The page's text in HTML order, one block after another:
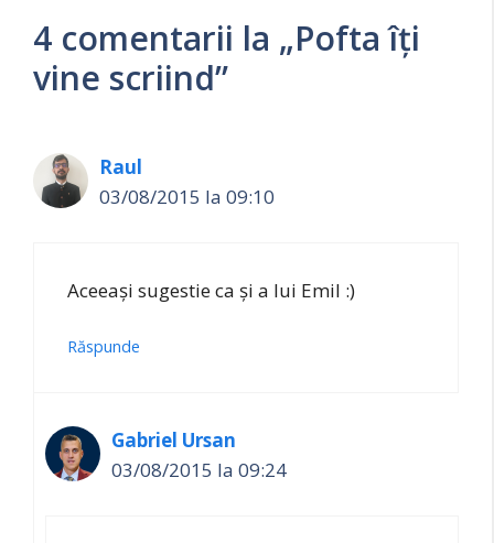
4 comentarii la „Pofta îți
vine scriind”
Raul
03/08/2015 la 09:10
Aceeași sugestie ca și a lui Emil :)
Răspunde
Gabriel Ursan
03/08/2015 la 09:24